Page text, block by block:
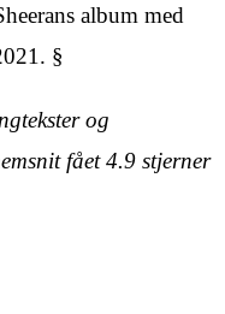
album med
§
og
fået4.9 stjerner